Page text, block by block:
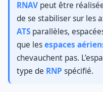
RNAV peut être
de se stabiliser sur les
ATS parallèles,
que lesespaces
chevauchent pas.
type de RNP spécifié.